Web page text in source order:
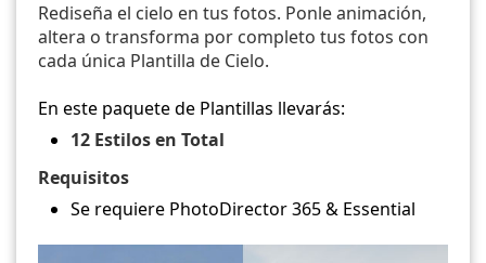
Rediseña el cielo en tus fotos. Ponle animación,
altera o transforma por completo tus fotos con
cada única Plantilla de Cielo.
En este paquete de Plantillas llevarás:
12 Estilos en Total
Requisitos
Se requiere PhotoDirector 365 & Essential